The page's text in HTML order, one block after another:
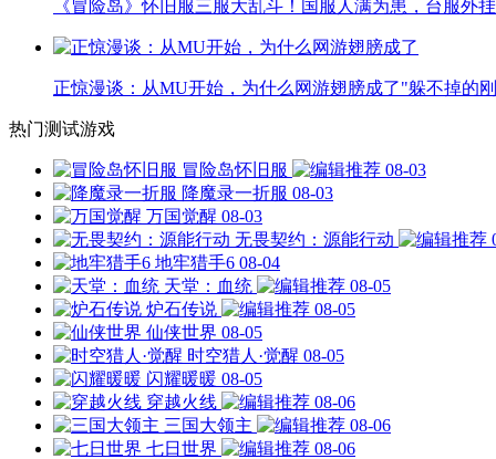
《冒险岛》怀旧服三服大乱斗！国服人满为患，台服外
正惊漫谈：从MU开始，为什么网游翅膀成了"躲不掉的
热门测试游戏
冒险岛怀旧服
08-03
降魔录一折服 08-03
万国觉醒 08-03
无畏契约：源能行动
地牢猎手6 08-04
天堂：血统
08-05
炉石传说
08-05
仙侠世界 08-05
时空猎人·觉醒 08-05
闪耀暖暖 08-05
穿越火线
08-06
三国大领主
08-06
七日世界
08-06